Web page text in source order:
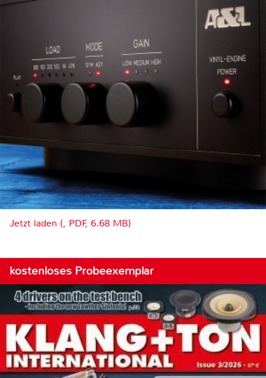
Jetzt laden (, PDF, 6.68 MB)
kostenloses Probeexemplar